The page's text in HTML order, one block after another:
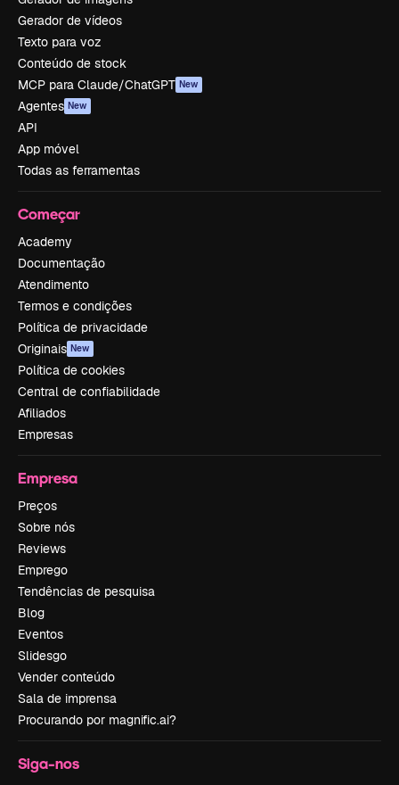
Gerador de vídeos
Texto para voz
Conteúdo de stock
MCP para Claude/ChatGPT New
Agentes New
API
App móvel
Todas as ferramentas
Começar
Academy
Documentação
Atendimento
Termos e condições
Política de privacidade
Originais New
Política de cookies
Central de confiabilidade
Afiliados
Empresas
Empresa
Preços
Sobre nós
Reviews
Emprego
Tendências de pesquisa
Blog
Eventos
Slidesgo
Vender conteúdo
Sala de imprensa
Procurando por magnific.ai?
Siga-nos